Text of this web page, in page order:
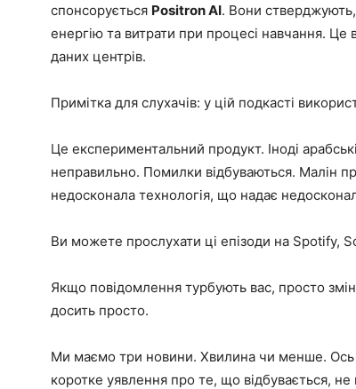
спонсорується Positron AI. Вони
енергію та витрати при процесі навчання.
даних центрів.
Примітка для слухачів: у цій подкасті
Це експериментальний продукт. Іноді
неправильно. Помилки відбуваються. Малін
недосконала технологія, що надає
Ви можете прослухати ці епізоди на Spotify,
Якщо повідомлення турбують вас, просто
досить просто.
Ми маємо три новини. Хвилина чи менше. Ось
коротке уявлення про те, що відбувається,